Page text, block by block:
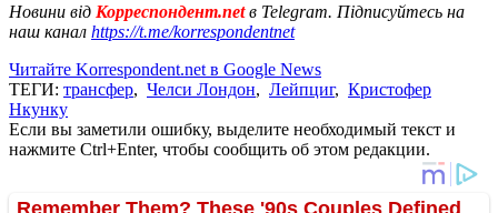
Новини від Корреспондент.netв Telegram. Підписуйтесь на
наш канал https://t.me/korrespondentnet
Читайте Korrespondent.net в Google News
ТЕГИ: трансфер, Челси Лондон, Лейпциг, Кристофер
Нкунку
Если вы заметили ошибку, выделите необходимый текст и
нажмите Ctrl+Enter, чтобы сообщить об этом редакции.